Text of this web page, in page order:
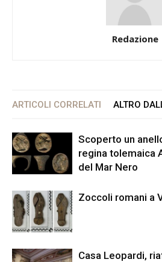
Redazione
ARTICOLI CORRELATI ALTRO
Scoperto un
regina tolemaica
del Mar Nero
Zoccoli romani a
Casa Leopardi,